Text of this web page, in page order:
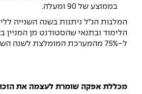
בממוצע של 90 ומעלה.
המלגות הנ"ל ניתנות בשנה השנייה
הלימוד ובתנאי שהסטודנט מן המניין
ל-75% מהמערכת המומלצת לשנה השנייה.
מכללת אפקה שומרת לעצמה את הזכות